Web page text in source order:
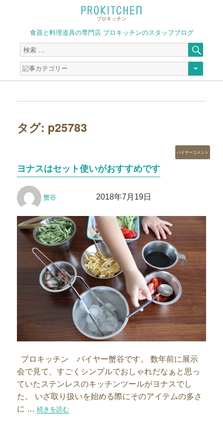
プロキッチン
食器と料理道具の専門店 プロキッチンのスタッフブログ
検
索
対
象:
索
タグ: p25783
ヨナスはセット使いがおすすめです
稿蟹谷稿
2018年7月19日
カ
テ
バイヤーコメント
プロキッチン バイヤー蟹谷です。 数年前に展示
会で見て、すごくシンプルでおしゃれだなぁと思っ
ていたステンレスのキッチンツールがヨナスでし
た。 いざ取り扱いを始める際にそのアイテムの多さ
に …“ヨナスはセット使いがおすすめです”の
続きを読む